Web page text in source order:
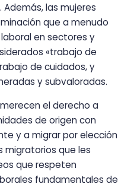
las mujeres
que a menudo
en sectores y
«trabajo de
de cuidados, y
y subvaloradas.
el derecho a
de origen con
y a migrar por elección
migratorios que les
que respeten
fundamentales de